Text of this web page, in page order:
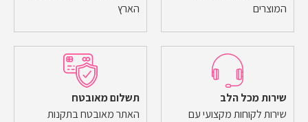
המוצרים
הארץ
שירות מכל הלב
שירות לקוחות מקצועי עם
תשלום מאובטח
האתר מאובטח בתקנות